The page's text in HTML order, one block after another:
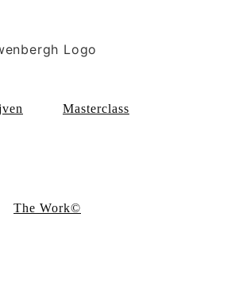
Masterclass
The Work©